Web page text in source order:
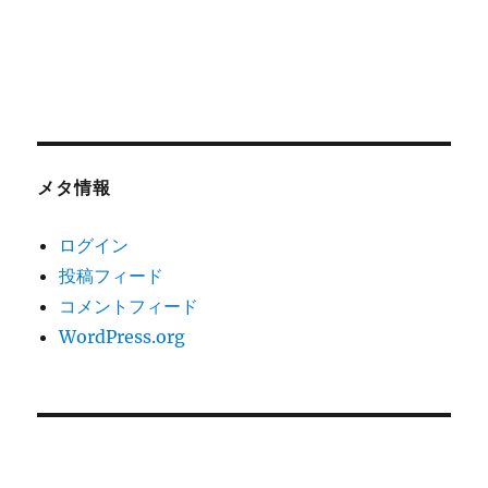
メタ情報
ログイン
投稿フィード
コメントフィード
WordPress.org